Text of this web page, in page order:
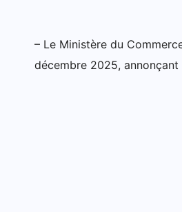
– Le Ministère du
décembre 2025,